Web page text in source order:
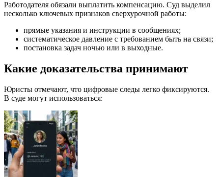
Работодателя обязали выплатить компенсацию. Суд выделил
несколько ключевых признаков сверхурочной работы:
прямые указания и инструкции в сообщениях;
систематическое давление с требованием быть на связи;
постановка задач ночью или в выходные.
Какие доказательства принимают
Юристы отмечают, что цифровые следы легко фиксируются.
В суде могут использоваться: